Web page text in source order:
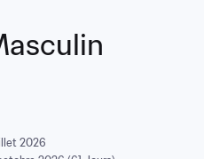
2026